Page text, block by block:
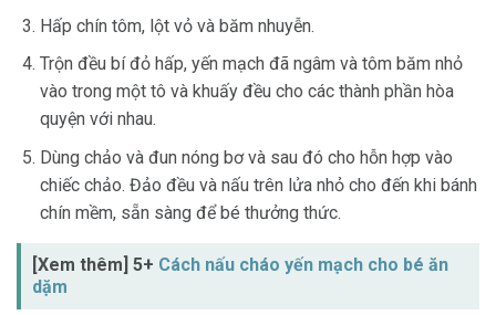
Hấp chín tôm, lột vỏ và băm nhuyễn.
Trộn đều bí đỏ hấp, yến mạch đã ngâm và tôm băm nhỏ
vào trong một tô và khuấy đều cho các thành phần hòa
quyện với nhau.
Dùng chảo và đun nóng bơ và sau đó cho hỗn hợp vào
chiếc chảo. Đảo đều và nấu trên lửa nhỏ cho đến khi bánh
chín mềm, sẵn sàng để bé thưởng thức.
[Xem thêm] 5+ Cách nấu cháo yến mạch cho bé ăn
dặm